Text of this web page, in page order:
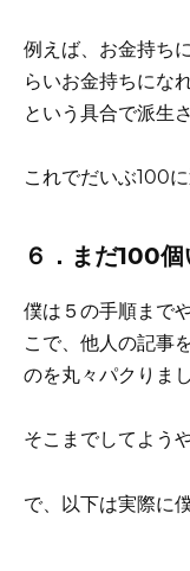
例えば、お金持ち
らいお金持ちにな
という具合で派生
これでだいぶ100
６．まだ100
僕は５の手順まで
こで、他人の記事
のを丸々パクりまし
そこまでしてよう
で、以下は実際に